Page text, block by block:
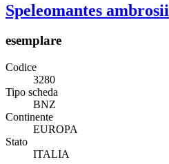
Speleomantes ambrosii
esemplare
Codice
3280
Tipo scheda
BNZ
Continente
EUROPA
Stato
ITALIA